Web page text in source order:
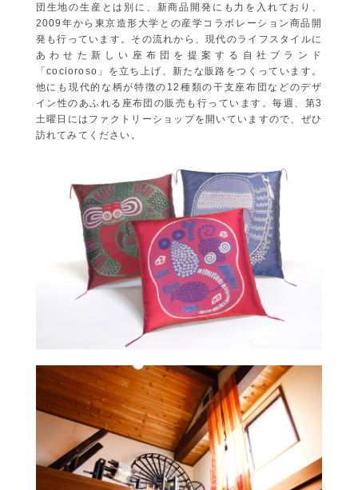
団生地の生産とは別に、新商品開発にも力を入れており、
2009年から東京造形大学との産学コラボレーション商品開
発も行っています。その流れから、現代のライフスタイルに
あわせた新しい座布団を提案する自社ブランド
「cocioroso」を立ち上げ、新たな販路をつくっています。
他にも現代的な柄が特徴の12種類の干支座布団などのデザ
イン性のあふれる座布団の販売も行っています。毎週、第3
土曜日にはファクトリーショップを開いていますので、ぜひ
訪れてみてください。